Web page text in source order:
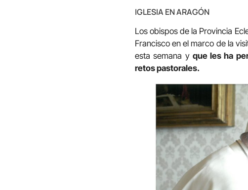
IGLESIA EN ARAGÓN
Los obispos de la Provincia
Francisco en el marco de la
esta semana y que les ha
retos pastorales.